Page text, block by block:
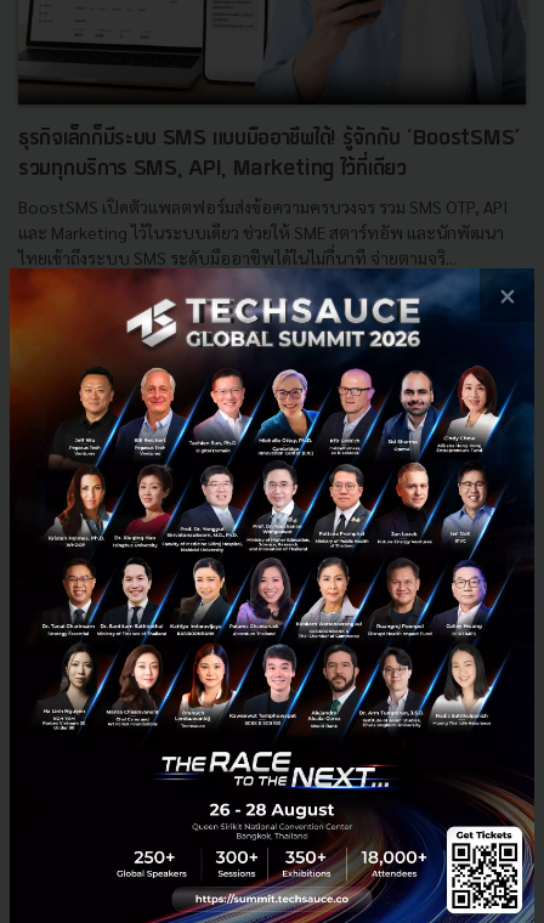
ธุรกิจเล็กก็มีระบบ SMS แบบมืออาชีพได้! รู้จักกับ ‘BoostSMS’
รวมทุกบริการ SMS, API, Marketing ไว้ที่เดียว
BoostSMS เปิดตัวแพลตฟอร์มส่งข้อความครบวงจร รวม SMS OTP, API
และ Marketing ไว้ในระบบเดียว ช่วยให้ SME สตาร์ทอัพ และนักพัฒนา
ไทยเข้าถึงระบบ SMS ระดับมืออาชีพได้ในไม่กี่นาที จ่ายตามจริ...
| ByTechsauce Team
SME SMS
E-mail :contact@techsauce.co
Tel : 02-001-5375
Mobile : 06-4658-9500
Techsauce Media
About Techsauce
Techsauce Services
Privacy Policy
ส่งบทความ
×